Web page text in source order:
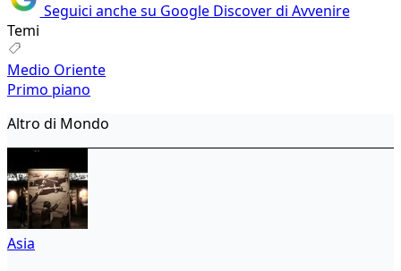
Seguici anche su Google Discover di Avvenire
Temi
Medio Oriente
Primo piano
Altro di Mondo
Asia